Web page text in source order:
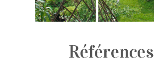
Références